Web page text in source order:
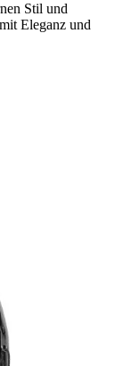
Stil und
Eleganz und